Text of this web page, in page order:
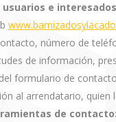
e
número de
de información,
formulario de
al arrendatario, quien
de contacto: